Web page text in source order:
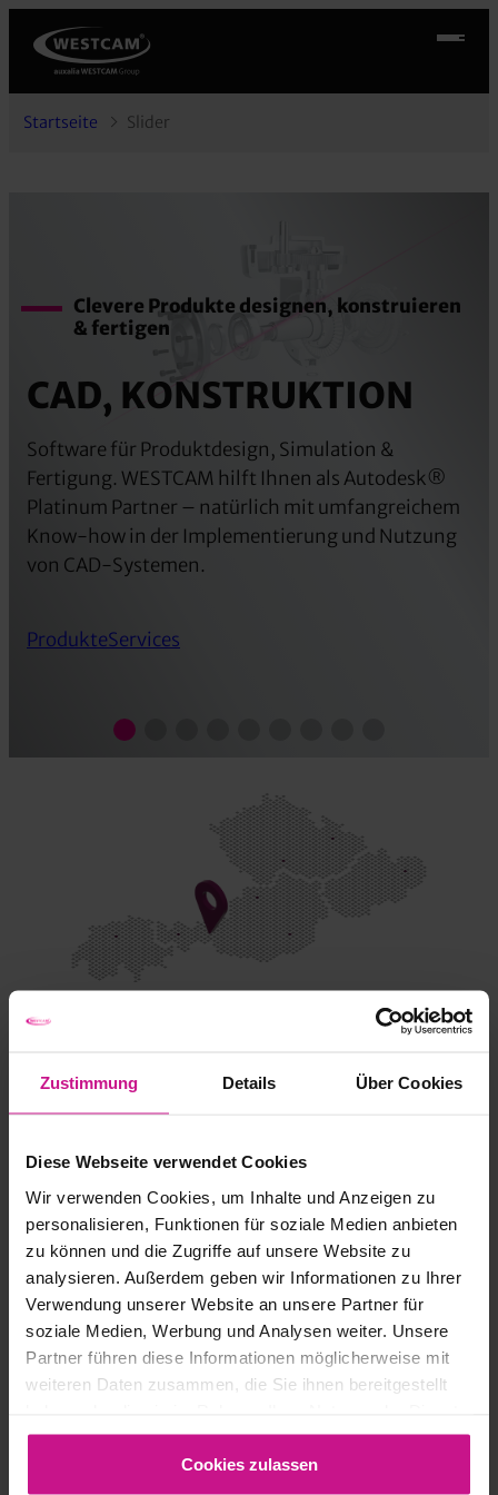
Zustimmung Details Über Cookies
Diese Webseite verwendet Cookies
Wir verwenden Cookies, um Inhalte und Anzeigen zu
personalisieren, Funktionen für soziale Medien anbieten
zu können und die Zugriffe auf unsere Website zu
analysieren. Außerdem geben wir Informationen zu Ihrer
Verwendung unserer Website an unsere Partner für
soziale Medien, Werbung und Analysen weiter. Unsere
Partner führen diese Informationen möglicherweise mit
weiteren Daten zusammen, die Sie ihnen bereitgestellt
gesammelt haben.
Cookies zulassen
Inhalt
springen
Startseite Slider
Clevere Produkte designen, konstruieren
& fertigen
CAD, KONSTRUKTION
Software für Produktdesign, Simulation &
Fertigung. WESTCAM hilft Ihnen als Autodesk®
Platinum Partner – natürlich mit umfangreichem
Know-how in der Implementierung und Nutzung
von CAD-Systemen.
ProdukteServices
AM
PULS DER ZEIT
Facebook
Instagram
YouTube
WESTCAM NEWS